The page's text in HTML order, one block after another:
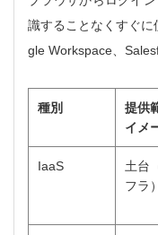
識することなくすぐ
gle Workspace、
種別
提供
イメ
IaaS
土台
フラ）